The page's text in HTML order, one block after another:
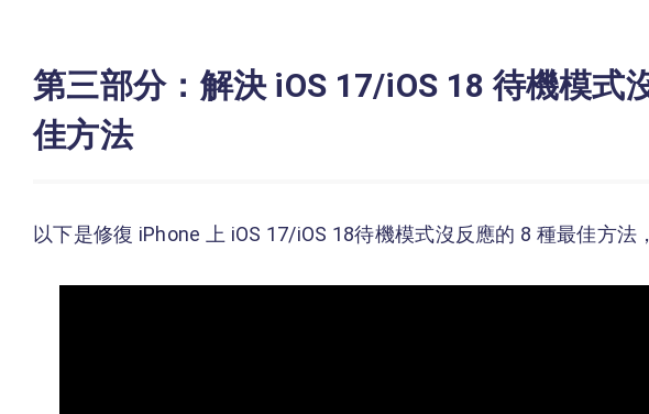
第三部分：解決 iOS 17/iOS 18 待機模式
佳方法
以下是修復 iPhone 上 iOS 17/iOS 18待機模式沒反應的 8 種最佳方法